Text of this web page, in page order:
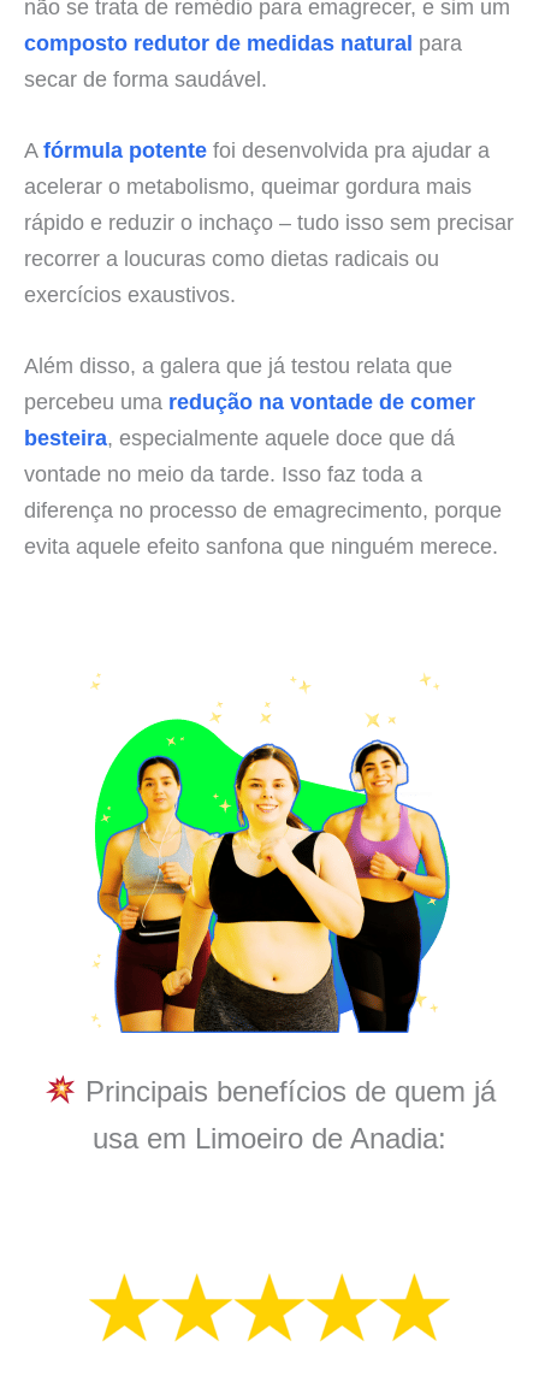
não se trata de remédio para emagrecer, e sim um
composto redutor de medidas natural para
secar de forma saudável.
Afórmula potente foi desenvolvida pra ajudar a
acelerar o metabolismo, queimar gordura mais
rápido e reduzir o inchaço – tudo isso sem precisar
recorrer a loucuras como dietas radicais ou
exercícios exaustivos.
Além disso, a galera que já testou relata que
percebeu uma redução na vontade de comer
besteira, especialmente aquele doce que dá
vontade no meio da tarde. Isso faz toda a
diferença no processo de emagrecimento, porque
evita aquele efeito sanfona que ninguém merece.
Principais benefícios de quem já
usa em Limoeiro de Anadia: